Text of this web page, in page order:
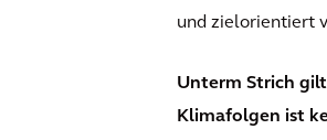
und zielorientiert
Unterm Strich
Klimafolgen ist